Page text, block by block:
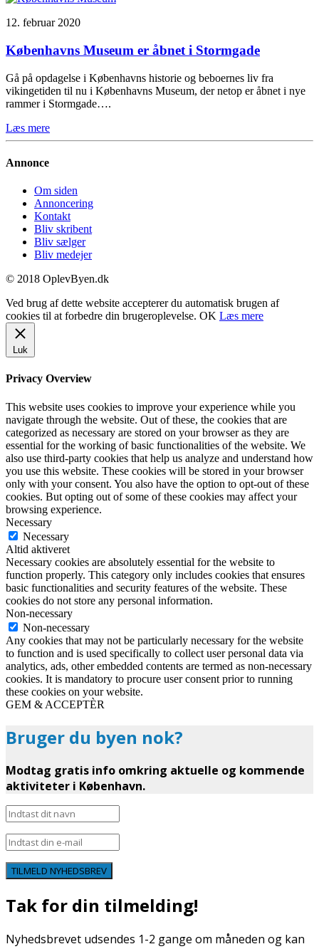
12. februar 2020
Københavns Museum er åbnet i Stormgade
Gå på opdagelse i Københavns historie og beboernes liv fra
vikingetiden til nu i Københavns Museum, der netop er åbnet i nye
rammer i Stormgade….
Læs mere
Annonce
Om siden
Annoncering
Kontakt
Bliv skribent
Bliv sælger
Bliv medejer
© 2018 OplevByen.dk
Ved brug af dette website accepterer du automatisk brugen af
cookies til at forbedre din brugeroplevelse. OK Læs mere
Luk
Privacy Overview
This website uses cookies to improve your experience while you
navigate through the website. Out of these, the cookies that are
categorized as necessary are stored on your browser as they are
essential for the working of basic functionalities of the website. We
also use third-party cookies that help us analyze and understand how
you use this website. These cookies will be stored in your browser
only with your consent. You also have the option to opt-out of these
cookies. But opting out of some of these cookies may affect your
browsing experience.
Necessary
Necessary
Altid aktiveret
Necessary cookies are absolutely essential for the website to
function properly. This category only includes cookies that ensures
basic functionalities and security features of the website. These
cookies do not store any personal information.
Non-necessary
Non-necessary
Any cookies that may not be particularly necessary for the website
to function and is used specifically to collect user personal data via
analytics, ads, other embedded contents are termed as non-necessary
cookies. It is mandatory to procure user consent prior to running
these cookies on your website.
GEM & ACCEPTÈR
Bruger du byen nok?
Modtag gratis info omkring aktuelle og kommende
aktiviteter i København.
TILMELD NYHEDSBREV
Tak for din tilmelding!
Nyhedsbrevet udsendes 1-2 gange om måneden og kan